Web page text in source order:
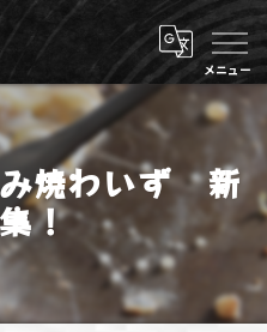
焼わいず 新
！